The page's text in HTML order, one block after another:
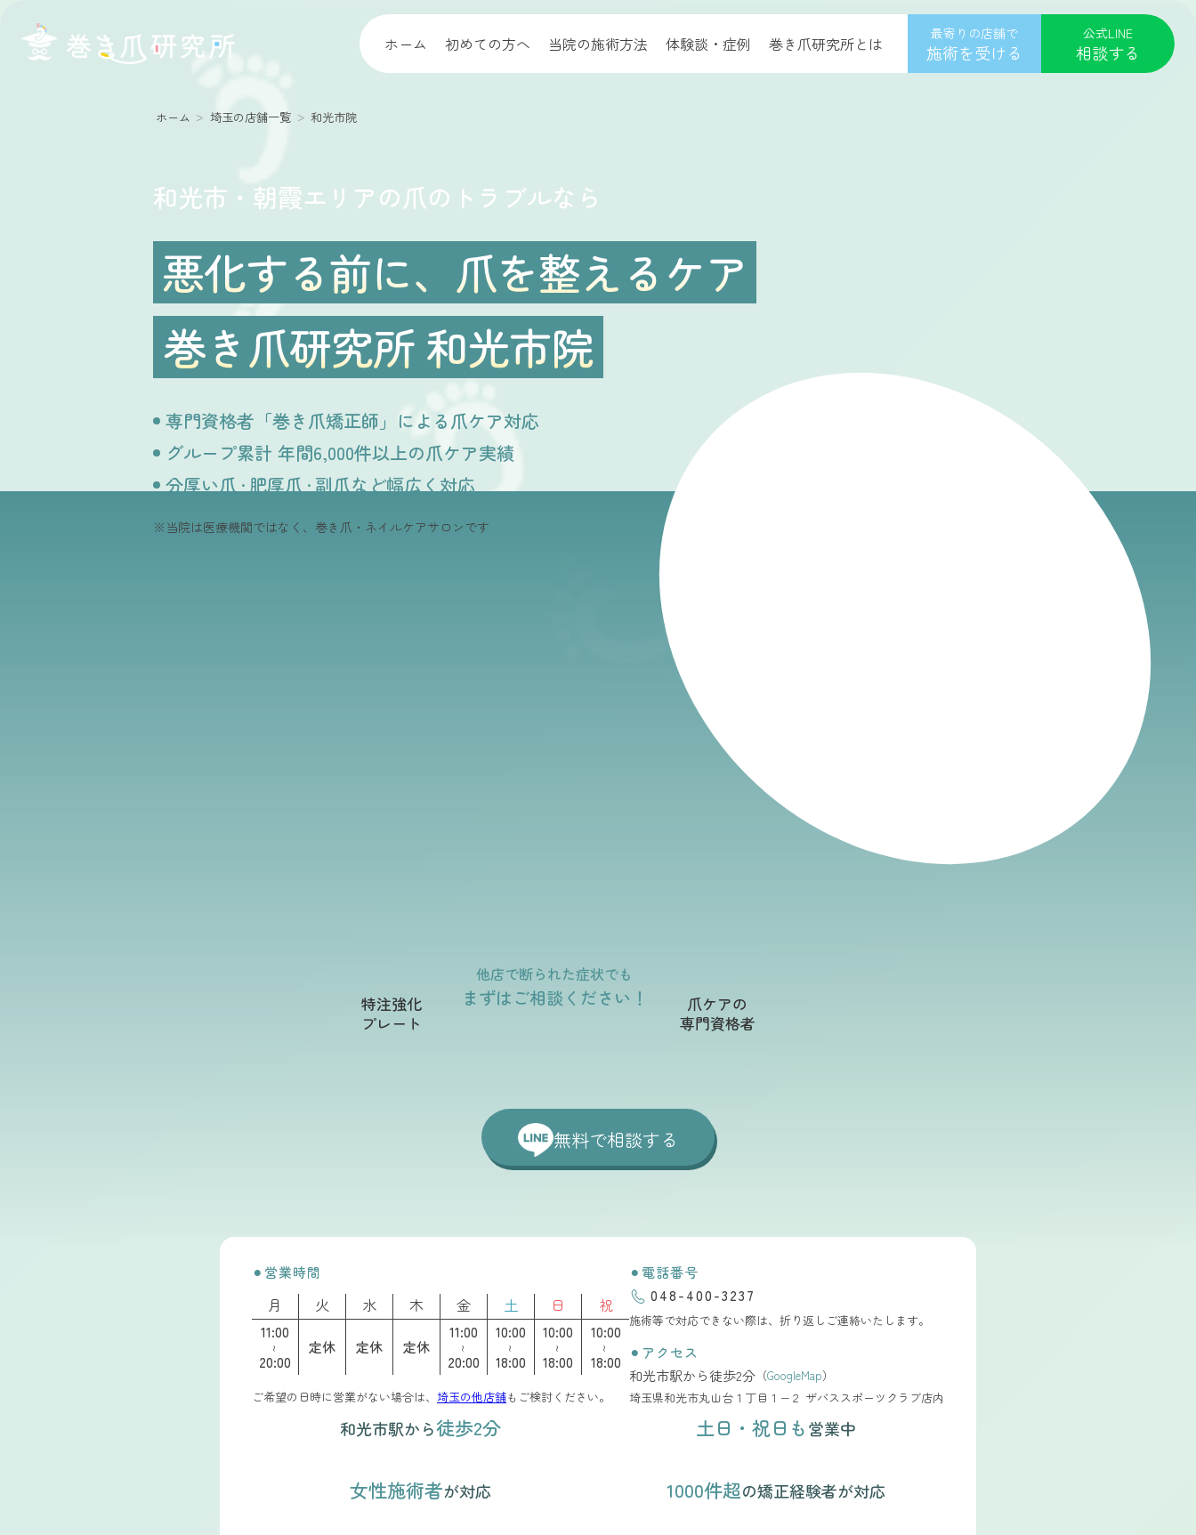
ホーム 初めての方へ 当院の施術方法 体験談・症例 巻き爪研究所とは 最寄りの店舗で
施術を受ける
公式LINE
相談する
ホーム 埼玉の店舗一覧 和光市院
悪化する前に、爪を整えるケア
巻き爪研究所 和光市院
和光市・朝霞エリアの爪のトラブルなら
専門資格者「巻き爪矯正師」による爪ケア対応
グループ累計 年間6,000件以上の爪ケア実績
分厚い爪 ・ 肥厚爪 ・ 副爪など幅広く対応
※当院は医療機関ではなく、巻き爪・ネイルケアサロンです
特注強化
プレート
他店で断られた症状でも
まずはご相談ください！
爪ケアの
専門資格者
無料で相談する
⚫︎営業時間
月 火 水 木 金 土 日 祝
11:00
～
20:00
定休 定休 定休
11:00
～
20:00
10:00
～
18:00
10:00
～
18:00
10:00
～
18:00
ご希望の日時に営業がない場合は、 埼玉の他店舗もご検討ください。
⚫︎電話番号
048-400-3237
施術等で対応できない際は、折り返しご連絡いたします。
⚫︎アクセス
和光市駅から徒歩2分 （GoogleMap）
埼玉県和光市丸山台１丁目１−２ ザバススポーツクラブ店内
和光市駅から徒歩2分 土日・祝日も営業中
女性施術者が対応 1000件超の矯正経験者が対応